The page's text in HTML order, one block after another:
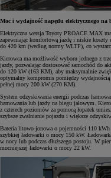
Moc i wydajność napędu elektrycznego na
Elektryczna wersja Toyoty PROACE MAX
zapewniając komfortową jazdę i niskie
do 420 km (według normy WLTP), co
Kierowca ma możliwość wyboru jednego z
jazdy, pozwalając dostosować samochód do
do 120 kW (163 KM), aby maksymalnie
optymalny kompromis pomiędzy wydajnością
pełnej mocy 200 kW (270 KM).
System odzyskiwania energii podczas
hamowania lub jazdy na biegu jałowym.
z czterech poziomów za pomocą łopatek
szybsze zwalnianie pojazdu i większe
Bateria litowo-jonowa o pojemności 110
szybkiej ładowarki o mocy 150 kW.
w nocy lub podczas dłuższego postoju. W
mocniejszej ładowarki o mocy 22 kW.